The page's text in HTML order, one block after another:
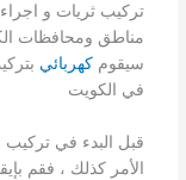
تركيب ثريات و اجراء
مناطق ومحافظات
سيقوم كهربائي
في الكويت
قبل البدء في تركيب
الأمر كذلك ، فقم